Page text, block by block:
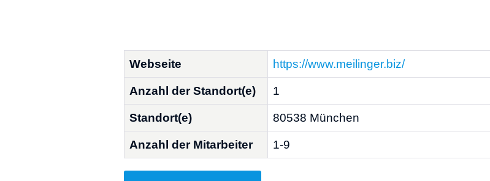
Webseite
https://www.meilinger.biz/
Anzahl der Standort(e)
1
Standort(e)
80538 München
Anzahl der Mitarbeiter
1-9